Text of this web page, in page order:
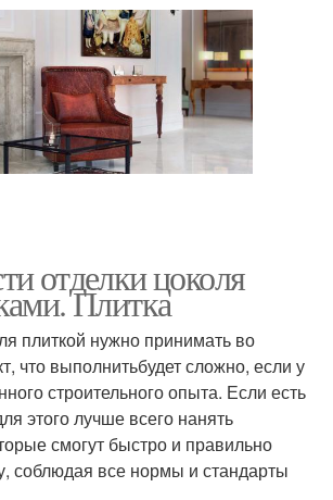
отделки цоколя
Плитка
плиткой нужно принимать во
что выполнитьбудет сложно, если у
строительного опыта. Если есть
этого лучше всего нанять
смогут быстро и правильно
соблюдая все нормы и стандарты